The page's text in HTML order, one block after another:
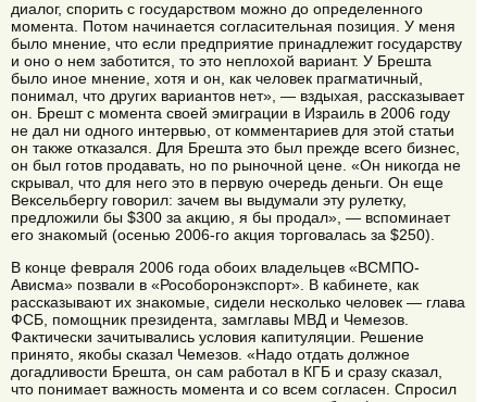
диалог, спорить с государством можно до определенного
момента. Потом начинается согласительная позиция. У меня
было мнение, что если предприятие принадлежит государству
и оно о нем заботится, то это неплохой вариант. У Брешта
было иное мнение, хотя и он, как человек прагматичный,
понимал, что других вариантов нет», — вздыхая, рассказывает
он. Брешт с момента своей эмиграции в Израиль в 2006 году
не дал ни одного интервью, от комментариев для этой статьи
он также отказался. Для Брешта это был прежде всего бизнес,
он был готов продавать, но по рыночной цене. «Он никогда не
скрывал, что для него это в первую очередь деньги. Он еще
Вексельбергу говорил: зачем вы выдумали эту рулетку,
предложили бы $300 за акцию, я бы продал», — вспоминает
его знакомый (осенью 2006-го акция торговалась за $250).
В конце февраля 2006 года обоих владельцев «ВСМПО-
Ависма» позвали в «Рособоронэкспорт». В кабинете, как
рассказывают их знакомые, сидели несколько человек — глава
ФСБ, помощник президента, замглавы МВД и Чемезов.
Фактически зачитывались условия капитуляции. Решение
принято, якобы сказал Чемезов. «Надо отдать должное
догадливости Брешта, он сам работал в КГБ и сразу сказал,
что понимает важность момента и со всем согласен. Спросил